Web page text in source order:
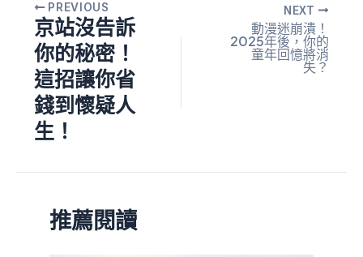
PREVIOUS
京站沒告訴
你的秘密！
這招讓你省
錢到懷疑人
生！
NEXT
動漫迷崩潰！
2025年後，你的
童年回憶將消
失？
推薦閱讀